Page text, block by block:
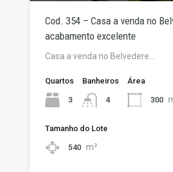
Cod. 354 – Casa a venda no
acabamento excelente
Casa a venda no Belvedere…
Quartos
3
Banheiros
4
Área
300
Tamanho do Lote
540 m²